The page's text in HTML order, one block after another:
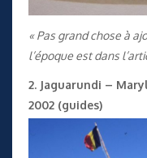
« Pas grand chose à
l’époque est dans
2. Jaguarundi –
2002 (guides)